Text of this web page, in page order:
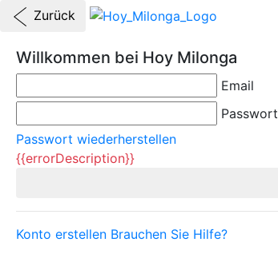
Zurück
Willkommen bei Hoy Milonga
Email
Passwort
Passwort wiederherstellen
{{errorDescription}}
Konto erstellen Brauchen Sie Hilfe?